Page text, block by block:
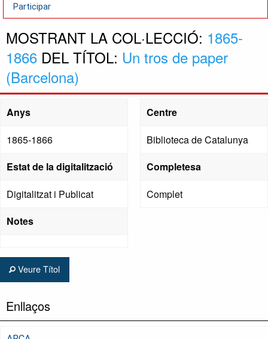
Participar
MOSTRANT LA COL·LECCIÓ: 1865-
1866 DEL TÍTOL: Un tros de paper
(Barcelona)
Anys
1865-1866
Estat de la digitalització
Digitalitzat i Publicat
Notes
Centre
Biblioteca de Catalunya
Completesa
Complet
Veure Títol
Enllaços